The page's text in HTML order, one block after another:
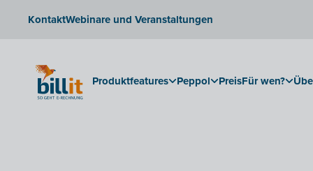
KontaktWebinare und Veranstaltungen
Produktfeatures Peppol PreisFür wen?